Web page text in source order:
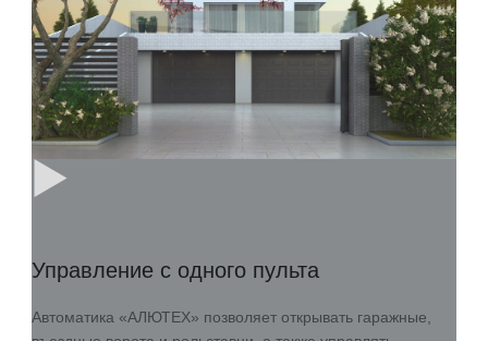
Управление с одного пульта
Автоматика «АЛЮТЕХ» позволяет открывать гаражные,